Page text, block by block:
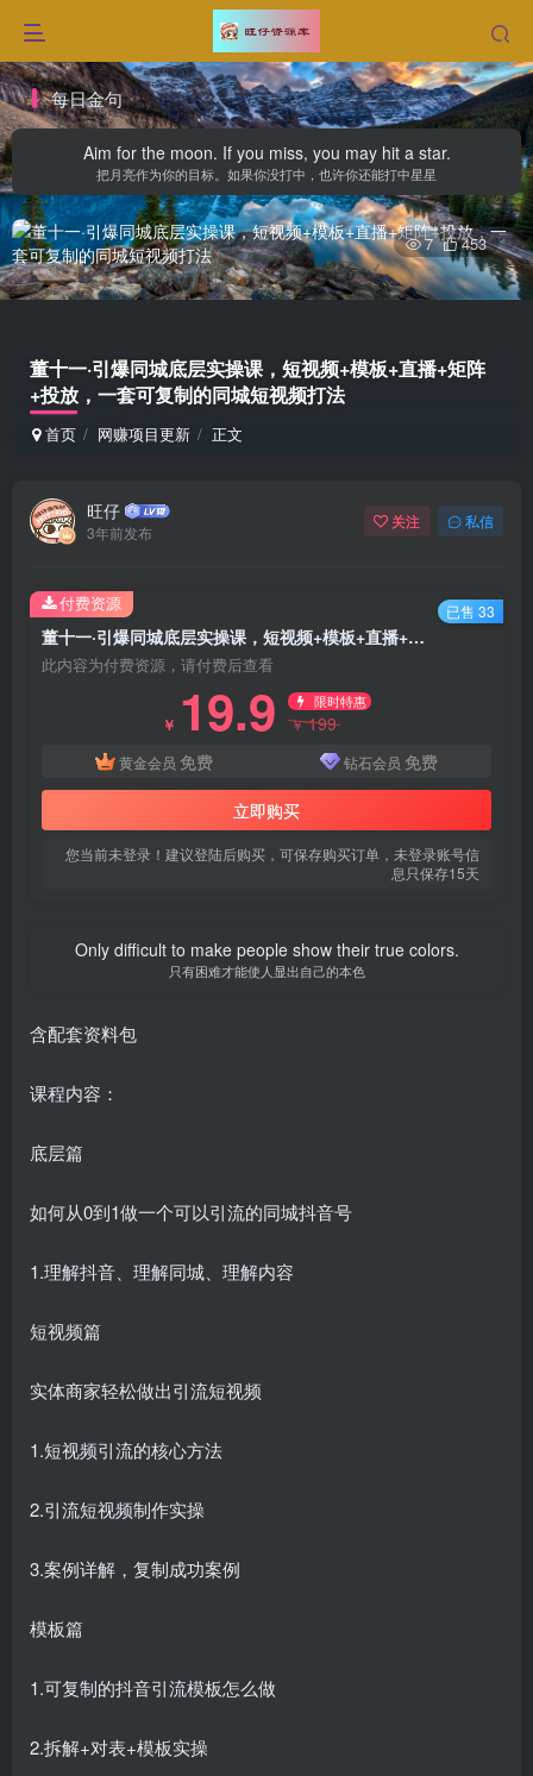
每日金句
Aim for the moon. If you miss, you may hit a star.
把月亮作为你的目标。如果你没打中，也许你还能打中星星
董十一·引爆同城底层实操课，​短视频+模板+直播+矩阵
+投放，一套可复制的同城短视频打法
首页 网赚项目更新 正文
7 453
旺仔
3年前发布
关注 私信
董十一·引爆同城底层实操课，​短视频+模板+直播+矩阵+投放，一套可复制的同城短视频打法
此内容为付费资源，请付费后查看
￥ 19.9 限时特惠
￥199
黄金会员 免费 钻石会员 免费
立即购买
您当前未登录！建议登陆后购买，可保存购买订单，未登录账号信
息只保存15天
付费资源 已售 33
Only difficult to make people show their true colors.
只有困难才能使人显出自己的本色
含配套资料包
课程内容：
底层篇
如何从0到1做一个可以引流的同城抖音号
1.理解抖音、理解同城、理解内容
短视频篇
实体商家轻松做出引流短视频
1.短视频引流的核心方法
2.引流短视频制作实操
3.案例详解，复制成功案例
模板篇
1.可复制的抖音引流模板怎么做
2.拆解+对表+模板实操